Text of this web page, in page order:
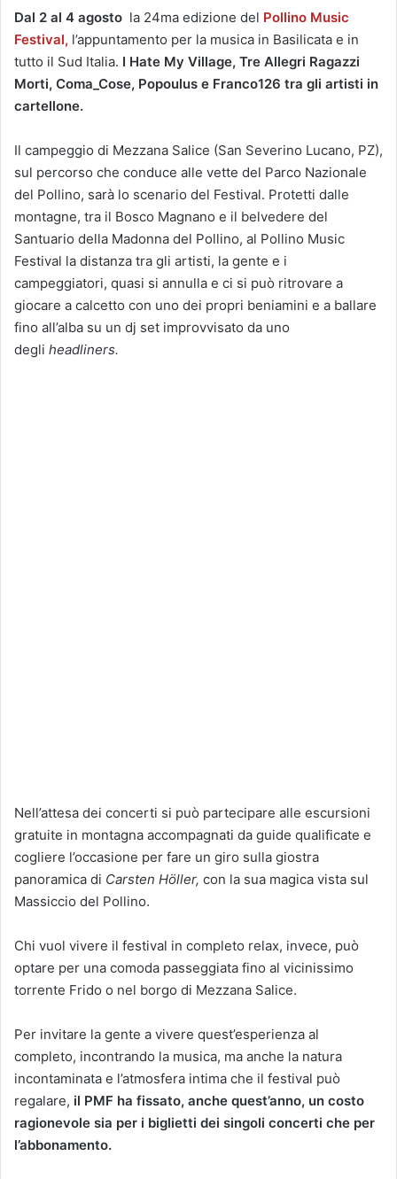
Dal 2 al 4 agosto la 24ma edizione del Pollino Music
Festival, l’appuntamento per la musica in Basilicata e in
tutto il Sud Italia. I Hate My Village, Tre Allegri Ragazzi
Morti, Coma_Cose, Popoulus e Franco126 tra gli artisti in
cartellone.
Il campeggio di Mezzana Salice (San Severino Lucano, PZ),
sul percorso che conduce alle vette del Parco Nazionale
del Pollino, sarà lo scenario del Festival. Protetti dalle
montagne, tra il Bosco Magnano e il belvedere del
Santuario della Madonna del Pollino, al Pollino Music
Festival la distanza tra gli artisti, la gente e i
campeggiatori, quasi si annulla e ci si può ritrovare a
giocare a calcetto con uno dei propri beniamini e a ballare
fino all’alba su un dj set improvvisato da uno
degli headliners.
Nell’attesa dei concerti si può partecipare alle escursioni
gratuite in montagna accompagnati da guide qualificate e
cogliere l’occasione per fare un giro sulla giostra
panoramica di Carsten Höller, con la sua magica vista sul
Massiccio del Pollino.
Chi vuol vivere il festival in completo relax, invece, può
optare per una comoda passeggiata fino al vicinissimo
torrente Frido o nel borgo di Mezzana Salice.
Per invitare la gente a vivere quest’esperienza al
completo, incontrando la musica, ma anche la natura
incontaminata e l’atmosfera intima che il festival può
regalare, il PMF ha fissato, anche quest’anno, un costo
ragionevole sia per i biglietti dei singoli concerti che per
l’abbonamento.